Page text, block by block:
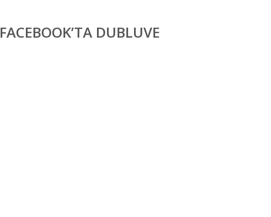
FACEBOOK’TA DUBLUVE